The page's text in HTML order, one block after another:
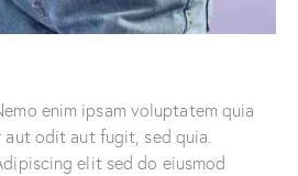
enim ipsam voluptatem quia
odit aut fugit, sed quia.
elit sed do eiusmod